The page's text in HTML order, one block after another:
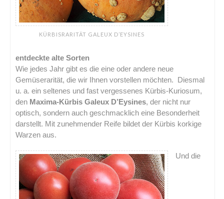
KÜRBISRARITÄT GALEUX D’EYSINES
entdeckte alte Sorten
Wie jedes Jahr gibt es die eine oder andere neue
Gemüserarität, die wir Ihnen vorstellen möchten. Diesmal
u. a. ein seltenes und fast vergessenes Kürbis-Kuriosum,
den Maxima-Kürbis Galeux D’Eysines, der nicht nur
optisch, sondern auch geschmacklich eine Besonderheit
darstellt. Mit zunehmender Reife bildet der Kürbis korkige
Warzen aus.
Und die